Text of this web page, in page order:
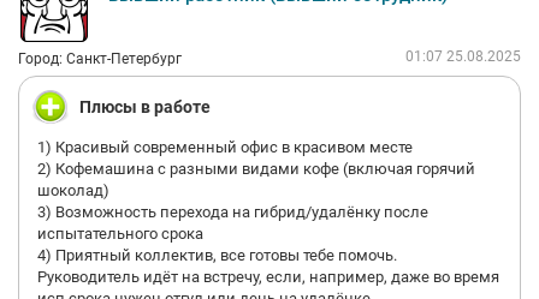
каждый день можно было услышать, сидя напротив, как тебя
обсуждают по телефону с сотрудником, работавшим
удаленно. При этом в обсуждении были не только качества,
связанные с работой, но и личные. Навряд ли руководитель
данной группы не догадывался, что его слышат. Возможно
человек не привык коммуницировать прямо, а таким образом
«косвенно» пытался указать на ошибки сотрудника.
* Поверхностные знания по функциям, выполняемых
сотрудниками данной группы.
И это лишь малый список. В целом, они больше зависят от
личных качеств руководителя отдела ИТС. В общем и целом -
это было постоянные жалобы на всех и вся, даже на свое
здоровье - по 3-4 раза уходить с рабочего места, чтобы
Город: Санкт-Петербург 01:07 25.08.2025
Плюсы в работе
1) Красивый современный офис в красивом месте
2) Кофемашина с разными видами кофе (включая горячий
шоколад)
3) Возможность перехода на гибрид/удалёнку после
испытательного срока
4) Приятный коллектив, все готовы тебе помочь.
Руководитель идёт на встречу, если, например, даже во время